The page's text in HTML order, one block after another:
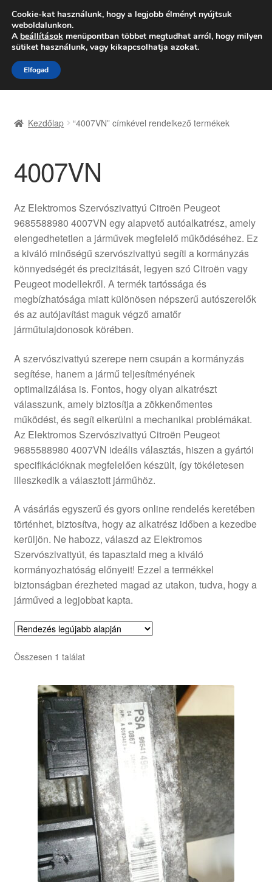
SZÁLLÍTÁS 2618 Ft-tól
Hétfő-Péntek 9:00–16:0006 80 088 054
Ugrás
a
navigációhoz
Kilépés
a
tartalomba
Adatvédelmi irányelvek
Felhasználási feltételek
Kifizetések
Panasz
Panaszkezelési szabályzat
Pénztár
Rólunk
Saját fiókom
Szállítás
Szállítás világszerte
Szekér
Kezdőlap “4007VN” címkével rendelkező termékek
4007VN
Az Elektromos Szervószivattyú Citroën Peugeot
9685588980 4007VN egy alapvető autóalkatrész, amely
elengedhetetlen a járművek megfelelő működéséhez. Ez
a kiváló minőségű szervószivattyú segíti a kormányzás
könnyedségét és precizitását, legyen szó Citroën vagy
Peugeot modellekről. A termék tartóssága és
megbízhatósága miatt különösen népszerű autószerelők
és az autójavítást maguk végző amatőr
járműtulajdonosok körében.
A szervószivattyú szerepe nem csupán a kormányzás
segítése, hanem a jármű teljesítményének
optimalizálása is. Fontos, hogy olyan alkatrészt
válasszunk, amely biztosítja a zökkenőmentes
működést, és segít elkerülni a mechanikai problémákat.
Az Elektromos Szervószivattyú Citroën Peugeot
9685588980 4007VN ideális választás, hiszen a gyártói
specifikációknak megfelelően készült, így tökéletesen
illeszkedik a választott járműhöz.
A vásárlás egyszerű és gyors online rendelés keretében
történhet, biztosítva, hogy az alkatrész időben a kezedbe
kerüljön. Ne habozz, válaszd az Elektromos
Szervószivattyút, és tapasztald meg a kiváló
kormányozhatóság előnyeit! Ezzel a termékkel
biztonságban érezheted magad az utakon, tudva, hogy a
járműved a legjobbat kapta.
Összesen 1 találat
Cookie-kat használunk, hogy a legjobb élményt nyújtsuk
weboldalunkon.
A beállítások menüpontban többet megtudhat arról, hogy milyen
sütiket használunk, vagy kikapcsolhatja azokat.
Elfogad